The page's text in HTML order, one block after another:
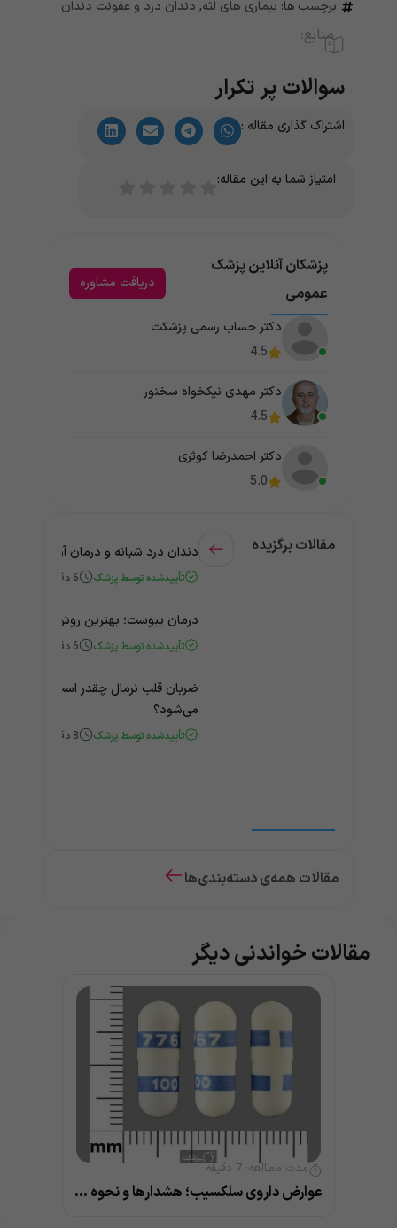
برچسب ها: بیماری های لثه, دندان درد و عفونت دندان
منابع:
سوالات پر تکرار
اشتراک گذاری مقاله :
امتیاز شما به این مقاله:
پزشکان آنلاین پزشک
عمومی
دریافت مشاوره
دکتر حساب رسمی پزشکت
4.5
دکتر مهدی نیکخواه سخنور
4.5
دکتر احمدرضا کوثری
5.0
مقالات برگزیده دندان درد شبانه و درمان آن +
تأییدشده توسط پزشک 6 دقیقه
درمان یبوست؛ بهترین روش‌های
تأییدشده توسط پزشک 6 دقیقه
ضربان قلب نرمال چقدر است؟ چه
می‌شود؟
تأییدشده توسط پزشک 8 دقیقه
مقالات همه‌ی دسته‌بندی‌ها
مقالات خواندنی دیگر
مدت مطالعه: 7 دقیقه
عوارض داروی سلکسیب؛ هشدارها و نحوه مصرف